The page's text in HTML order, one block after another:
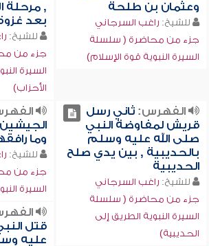
وعثمان بن طلحة
للشيخ: راغب السرجاني
جزء من محاضرة ( سلسلة
السيرة النبوية قوة الإسلام)
, مرحلة
بعد
للشيخ:
جزء من
السيرة
الأحزاب)
الفهرس:ثاني رسل
قريش لمفاوضة النبي
صلى الله عليه وسلم
بالحديبية , بين يدي صلح
الحديبية
للشيخ: راغب السرجاني
جزء من محاضرة ( سلسلة
السيرة النبوية الطريق إلى
الحديبية)
وما
للشيخ:
جزء من
السيرة
قتل
عليه